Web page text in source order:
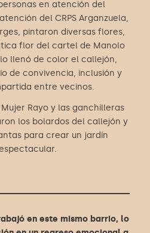
en atención del
del CRPS Arganzuela,
pintaron diversas flores,
flor del cartel de Manolo
llenó de color el callejón,
de convivencia, inclusión y
entre vecinos.
Rayo y las ganchilleras
los bolardos del callejón y
para crear un jardín
en este mismo barrio, lo